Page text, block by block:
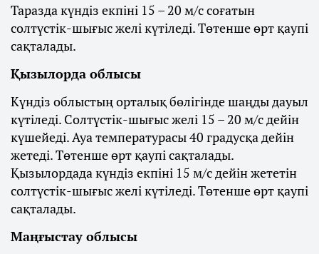
Таразда күндіз екпіні 15 – 20 м/с соғатын
солтүстік-шығыс желі күтіледі. Төтенше өрт қаупі
сақталады.
Қызылорда облысы
Күндіз облыстың орталық бөлігінде шаңды дауыл
күтіледі. Солтүстік-шығыс желі 15 – 20 м/с дейін
күшейеді. Ауа температурасы 40 градусқа дейін
жетеді. Төтенше өрт қаупі сақталады.
Қызылордада күндіз екпіні 15 м/с дейін жететін
солтүстік-шығыс желі күтіледі. Төтенше өрт қаупі
сақталады.
Маңғыстау облысы